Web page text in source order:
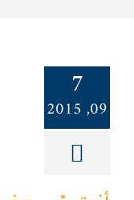
7
09, 2015